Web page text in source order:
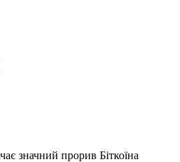
значний прорив Біткоїна